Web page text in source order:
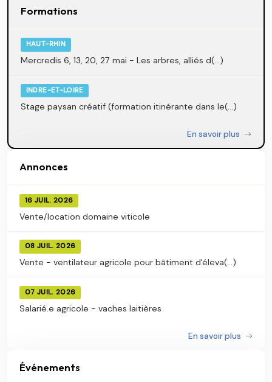
Formations
HAUT-RHIN
Mercredis 6, 13, 20, 27 mai - Les arbres, alliés d(...)
INDRE-ET-LOIRE
Stage paysan créatif (formation itinérante dans le(...)
En savoir plus
Annonces
16 JUIL. 2026
Vente/location domaine viticole
08 JUIL. 2026
Vente - ventilateur agricole pour bâtiment d'éleva(...)
07 JUIL. 2026
Salarié.e agricole - vaches laitières
En savoir plus
Événements